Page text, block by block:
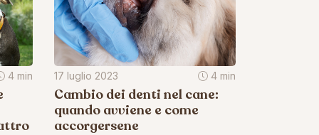
4 min 17 luglio 2023 4 min
Cambio dei denti nel cane:
quando avviene e come
accorgersene